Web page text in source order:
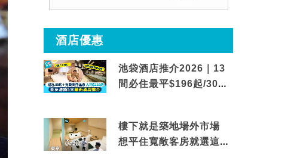
酒店優惠
池袋酒店推介2026｜13
間必住最平$196起/30秒
樓下就是築地場外市場
想平住寬敞客房就選這間